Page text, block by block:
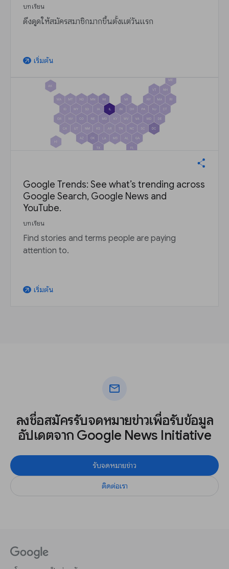
บทเรียน
ดึงดูดให้สมัครสมาชิกมากขึ้นตั้งแต่วันแรก
arrow_outward เริ่มต้น
Google Trends: See what’s trending across
Google Search, Google News and
YouTube.
บทเรียน
Find stories and terms people are paying
attention to.
arrow_outward เริ่มต้น
mail
ลงชื่อสมัครรับจดหมายข่าวเพื่อรับข้อมูล
อัปเดตจาก Google News Initiative
รับจดหมายข่าว
ติดต่อเรา